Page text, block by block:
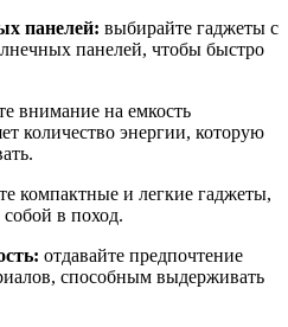
панелей: выбирайте гаджеты с
панелей, чтобы быстро
внимание на емкость
количество энергии, которую
компактные и легкие гаджеты,
в поход.
отдавайте предпочтение
способным выдерживать